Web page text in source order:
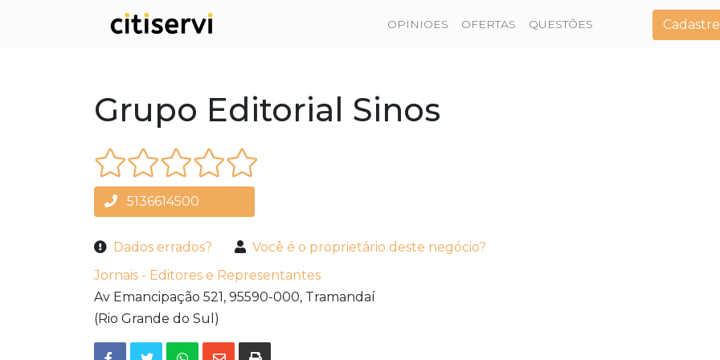
OPINIOES OFERTAS QUESTÕES
Grupo Editorial Sinos
5136614500
Dados errados?
Você é o proprietário deste negócio?
Jornais - Editores e Representantes
Av Emancipação 521, 95590-000, Tramandaí
(Rio Grande do Sul)